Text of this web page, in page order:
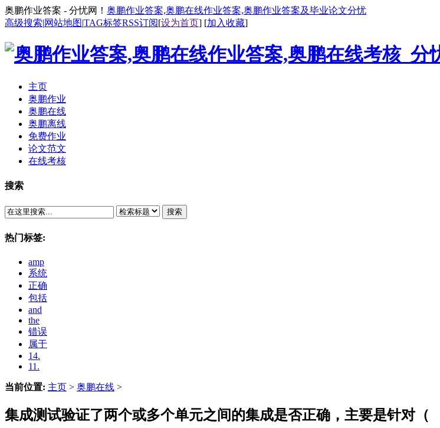
奥鹏作业答案 - 分忧网！ 奥鹏作业答案,奥鹏在线作业答案,奥鹏作业答案及毕业论文分忧
高级搜索|网站地图|TAG标签RSS订阅[设为首页] [加入收藏]
主页
奥鹏作业
奥鹏在线
奥鹏离线
免费作业
论文范文
在线考核
搜索
搜索
热门标签:
amp
系统
正确
包括
and
the
错误
属于
14.
11.
当前位置: 主页 > 奥鹏在线 >
集成测试验证了两个或多个单元之间的集成是否正确，主要是针对（